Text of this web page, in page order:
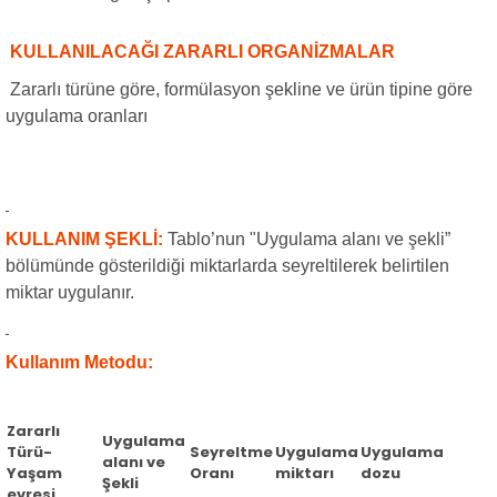
KULLANILACAĞI ZARARLI ORGANİZMALAR
Zararlı türüne göre, formülasyon şekline ve ürün tipine göre
uygulama oranları
KULLANIM ŞEKLİ: Tablo’nun "Uygulama alanı ve şekli”
bölümünde gösterildiği miktarlarda seyreltilerek belirtilen
miktar uygulanır.
Kullanım Metodu:
Zararlı
Türü-
Yaşam
Uygulama
alanı ve
Şekli
Seyreltme
Oranı
Uygulama
miktarı
Uygulama
dozu